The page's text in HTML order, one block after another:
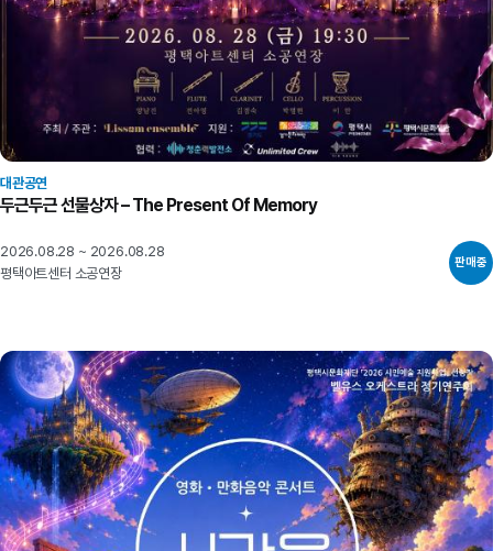
대관공연
두근두근 선물상자 – The Present Of Memory
2026.08.28 ~ 2026.08.28
평택아트센터 소공연장
판매중